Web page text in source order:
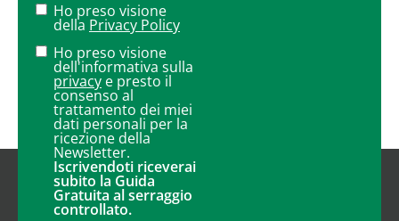
Ho preso visione
della Privacy Policy
Ho preso visione
dell'informativa sulla
privacy e presto il
consenso al
trattamento dei miei
dati personali per la
ricezione della
Newsletter.
Iscrivendoti riceverai
subito la Guida
Gratuita al serraggio
controllato.